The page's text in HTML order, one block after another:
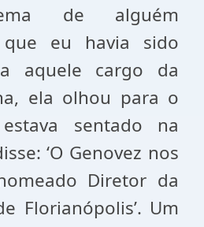
de alguém
que eu havia sido
aquele cargo da
ela olhou para o
sentado na
‘O Genovez nos
Diretor da
Florianópolis’. Um